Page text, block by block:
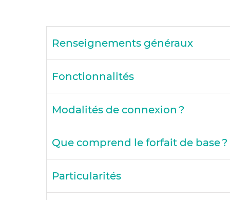
Renseignements généraux
Fonctionnalités
Modalités de connexion ?
Que comprend le forfait de base ?
Particularités